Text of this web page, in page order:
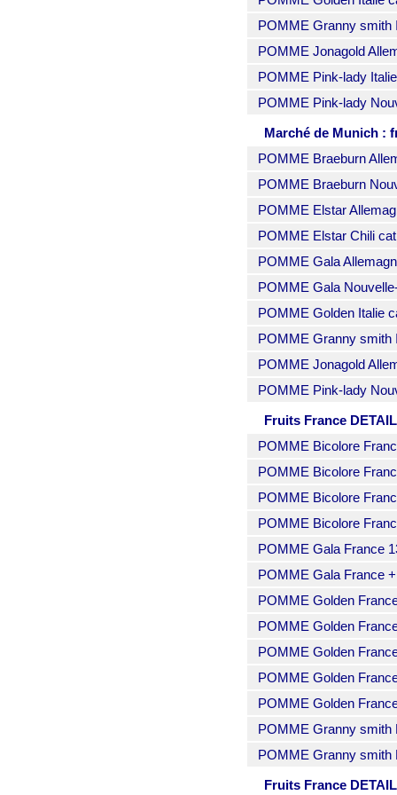
POMME Granny smith
POMME Jonagold
POMME Pink-lady
POMME Pink-lady
Marché de Munich :
POMME Braeburn
POMME Braeburn
POMME Elstar
POMME Elstar Chili
POMME Gala
POMME Gala
POMME Golden Italie
POMME Granny smith
POMME Jonagold
POMME Pink-lady
Fruits France
POMME Bicolore
POMME Bicolore
POMME Bicolore
POMME Bicolore
POMME Gala France
POMME Gala France
POMME Golden
POMME Golden
POMME Golden
POMME Golden
POMME Golden
POMME Granny smith
POMME Granny smith
Fruits France